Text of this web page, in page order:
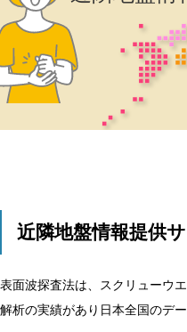
近隣地盤情報提供
表面波探査法は、スクリューウ
解析の実績があり日本全国のデ